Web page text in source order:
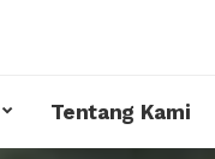
Tentang Kami